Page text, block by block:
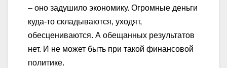
– оно задушило экономику. Огромные деньги
куда-то складываются, уходят,
обесцениваются. А обещанных результатов
нет. И не может быть при такой финансовой
политике.